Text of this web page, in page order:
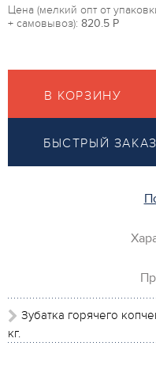
Цена (мелкий опт от
+ самовывоз): 820.5 P
В КОРЗИНУ
БЫСТРЫЙ ЗАКАЗ
Зубатка горячего
кг.